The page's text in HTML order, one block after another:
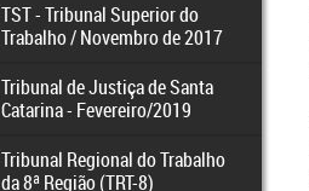
TST - Tribunal Superior do
Trabalho / Novembro de 2017
Tribunal de Justiça de Santa
Catarina - Fevereiro/2019
Tribunal Regional do Trabalho
da 8ª Região (TRT-8)